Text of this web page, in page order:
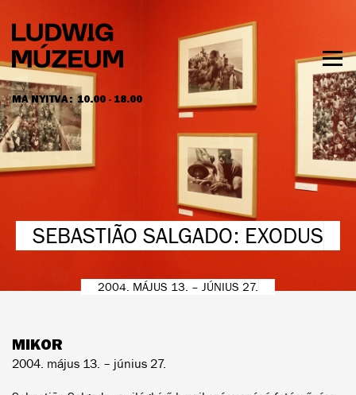
tartalomra
MA NYITVA: 10.00 - 18.00
NYITVATARTÁS ÉS JEGYÁRAK
SEBASTIÃO SALGADO: EXODUS
2004. MÁJUS 13. – JÚNIUS 27.
MIKOR
2004. május 13. – június 27.